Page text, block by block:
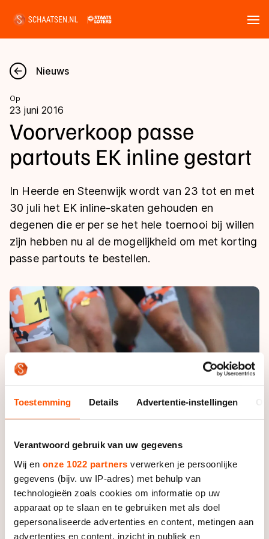
Toestemming Details Advertentie-instellingen
Verantwoord gebruik van uw gegevens
Wij en onze 1022 partners verwerken je persoonlijke
gegevens (bijv. uw IP-adres) met behulp van
technologieën zoals cookies om informatie op uw
apparaat op te slaan en te gebruiken met als doel
gepersonaliseerde advertenties en content, metingen aan
advertenties en content, inzicht in publiek en
Nieuws
Kalender
Disciplines
Langebaan
Shorttrack
Inlineskaten
Schoonrijden
Natuurijs
Uitslagen
Langebaan
Shorttrack
Marathon
Inlineskaten
Kunstschaatsen
Tijden & historie
Ranglijsten Langebaan
Historie & statistiek
Inschrijven wedstrijden
Algemene Nederlandse Schaatstijd
Deze zomer de weg op
Waar kan ik schaatsen en skaten?
Schaatsfans
Alles voor jou als schaatsfan
Evenementen
Livestreams
Winacties
Olympische Spelen
Olympische Spelen
Medaille overzicht
Medaillespiegel
Olympische uitslagen
Van Jong tot Goud verhalen
Nieuws
Op
23 juni 2016
Voorverkoop passe
partouts EK inline gestart
In Heerde en Steenwijk wordt van 23 tot en met
30 juli het EK inline-skaten gehouden en
degenen die er per se het hele toernooi bij willen
zijn hebben nu al de mogelijkheid om met korting
passe partouts te bestellen.